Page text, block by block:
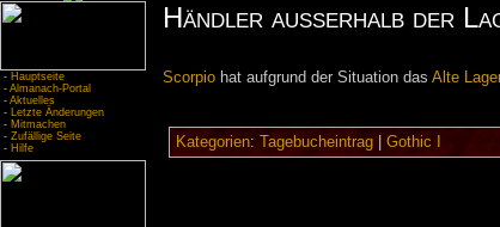
- Hauptseite
- Almanach-Portal
- Aktuelles
- Letzte Änderungen
- Mitmachen
- Zufällige Seite
- Hilfe
Händler außerhalb der
Scorpiohat aufgrund der Situation das Alte
Kategorien: Tagebucheintrag| Gothic I